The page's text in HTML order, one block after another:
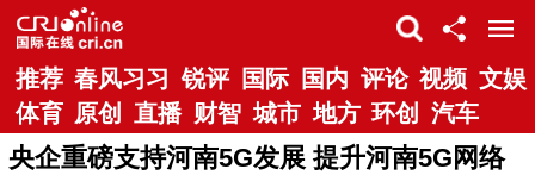
推荐 春风习习 锐评 国际 国内 评论 视频 文娱
体育 原创 直播 财智 城市 地方 环创 汽车
央企重磅支持河南5G发展 提升河南5G网络